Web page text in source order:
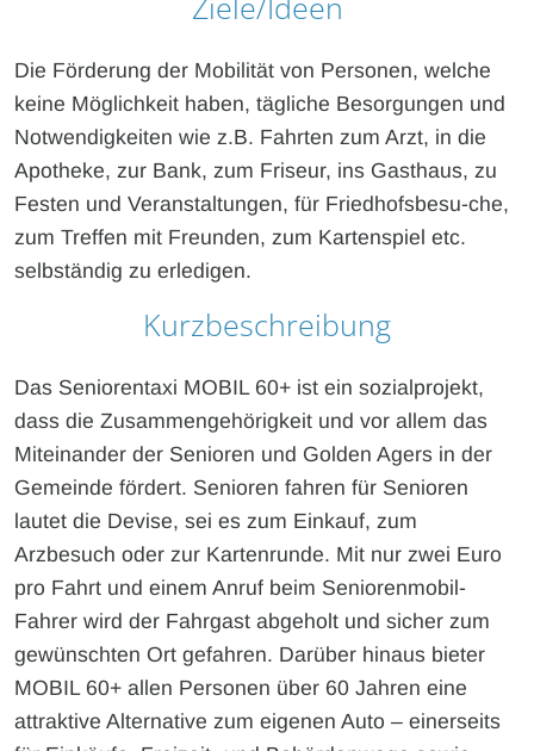
Die Förderung der Mobilität von Personen, welche
keine Möglichkeit haben, tägliche Besorgungen und
Notwendigkeiten wie z.B. Fahrten zum Arzt, in die
Apotheke, zur Bank, zum Friseur, ins Gasthaus, zu
Festen und Veranstaltungen, für Friedhofsbesu-che,
zum Treffen mit Freunden, zum Kartenspiel etc.
selbständig zu erledigen.
Kurzbeschreibung
Das Seniorentaxi MOBIL 60+ ist ein sozialprojekt,
dass die Zusammengehörigkeit und vor allem das
Miteinander der Senioren und Golden Agers in der
Gemeinde fördert. Senioren fahren für Senioren
lautet die Devise, sei es zum Einkauf, zum
Arzbesuch oder zur Kartenrunde. Mit nur zwei Euro
pro Fahrt und einem Anruf beim Seniorenmobil-
Fahrer wird der Fahrgast abgeholt und sicher zum
gewünschten Ort gefahren. Darüber hinaus bieter
MOBIL 60+ allen Personen über 60 Jahren eine
attraktive Alternative zum eigenen Auto – einerseits